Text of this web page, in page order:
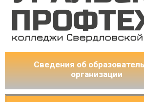
Сведения об
организации